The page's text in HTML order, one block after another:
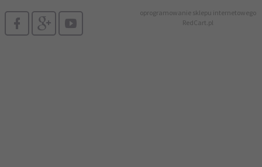
oprogramowanie sklepu internetowego
RedCart.pl